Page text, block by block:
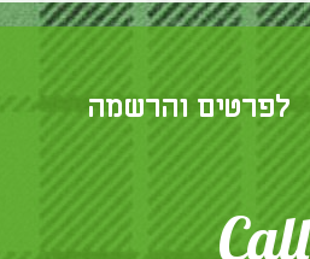
לפרטים והרשמה
Call